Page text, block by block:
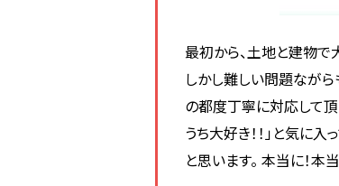
最初から、土地と建物で
しかし難しい問題なが
の都度丁寧に対応して頂
うち大好き！！」と気に
と思います。 本当に！本